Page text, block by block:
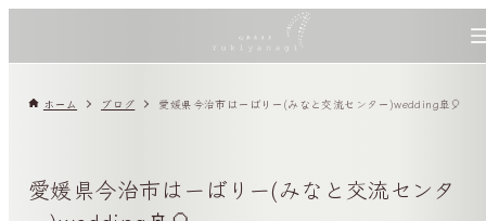
ホーム ブログ 愛媛県今治市はーばりー(みなと交流センター)wedding🚢🎈
愛媛県今治市はーばりー(みなと交流センタ